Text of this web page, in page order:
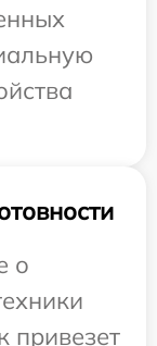
о
привезет